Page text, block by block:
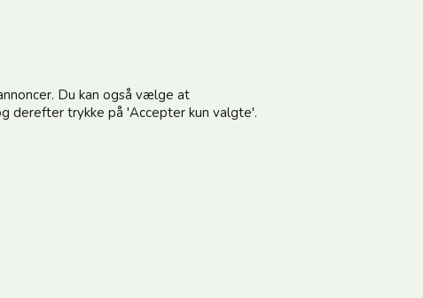
Du kan også vælge at
derefter trykke på 'Accepter kun valgte'.
vores nyhedsbrev og modtag gode tilbud